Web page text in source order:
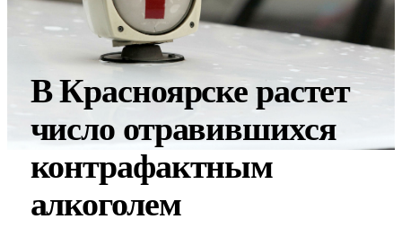
В Красноярске растет
число отравившихся
контрафактным
алкоголем